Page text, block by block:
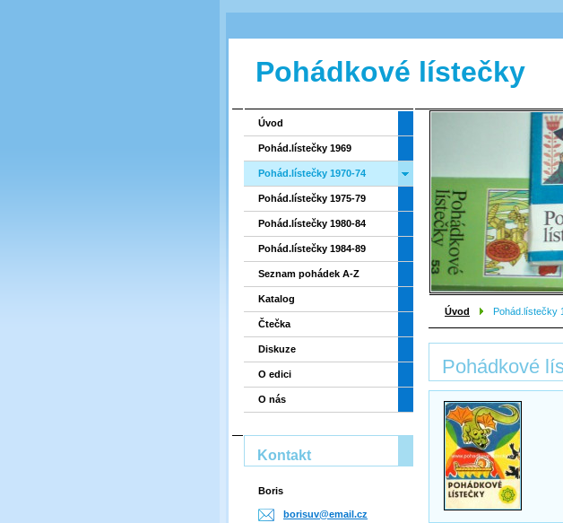
Pohádkové lístečky
Úvod Pohád.lístečky
Pohádkové
Úvod
Pohád.lístečky 1969
Pohád.lístečky 1970-74
Pohád.lístečky 1975-79
Pohád.lístečky 1980-84
Pohád.lístečky 1984-89
Seznam pohádek A-Z
Katalog
Čtečka
Diskuze
O edici
O nás
Kontakt
Boris
borisuv@email.cz